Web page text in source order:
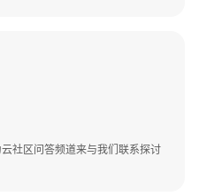
社区问答频道来与我们联系探讨